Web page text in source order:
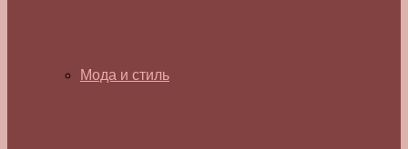
Мода и стиль